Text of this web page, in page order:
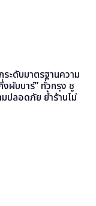
ระดับมาตรฐานความ
ผับบาร์” ทั่วกรุง ชู
ปลอดภัย ย้ำร้านไม่